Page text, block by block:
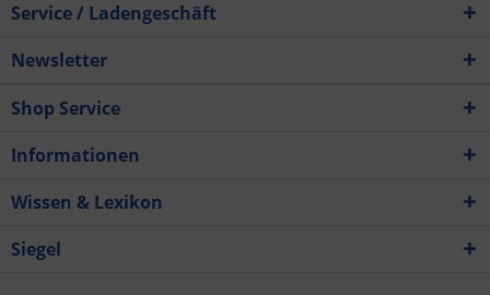
Service / Ladengeschäft
Newsletter
Shop Service
Informationen
Wissen & Lexikon
Siegel